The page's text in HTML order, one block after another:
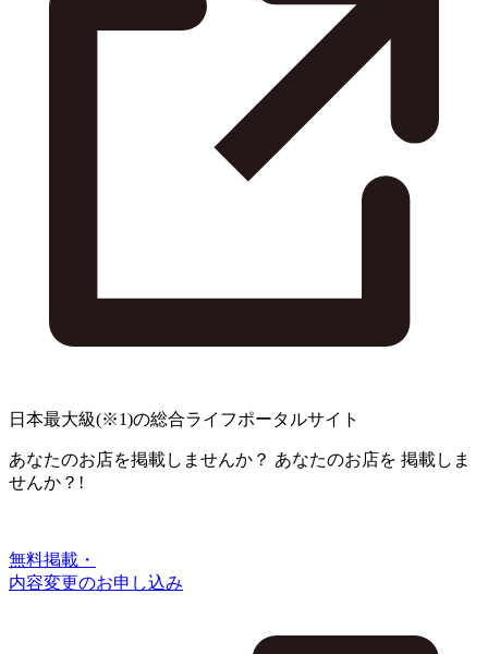
日本最大級(※1)の総合ライフポータルサイト
あなたのお店を掲載しませんか？ あなたのお店を 掲載しま
せんか？!
無料掲載・
内容変更のお申し込み